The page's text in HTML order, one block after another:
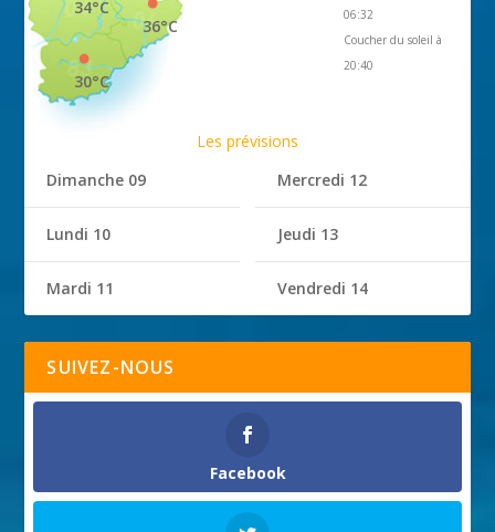
36°C
34°C
30°C
06:32
Coucher du soleil à
20:40
Les prévisions
Dimanche 09
Lundi 10
Mardi 11
Mercredi 12
Jeudi 13
Vendredi 14
SUIVEZ-NOUS
Facebook